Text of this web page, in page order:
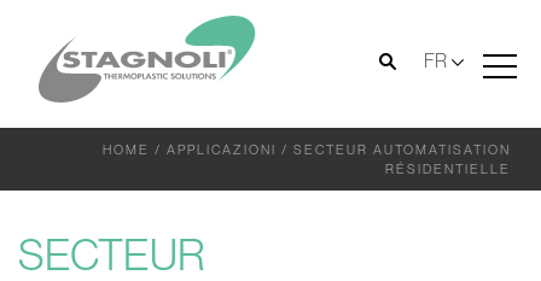
FR
HOME / APPLICAZIONI / SECTEUR AUTOMATISATION
RÉSIDENTIELLE
SECTEUR